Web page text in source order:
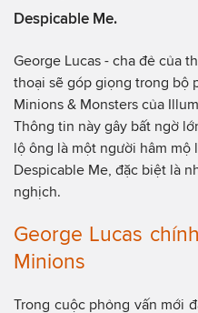
Despicable Me.
George Lucas - cha đẻ của
thoại sẽ góp giọng trong bộ
Minions & Monsters của
Thông tin này gây bất ngờ
lộ ông là một người hâm mộ
Despicable Me, đặc biệt là
nghịch.
George Lucas
Minions
Trong cuộc phỏng vấn mới